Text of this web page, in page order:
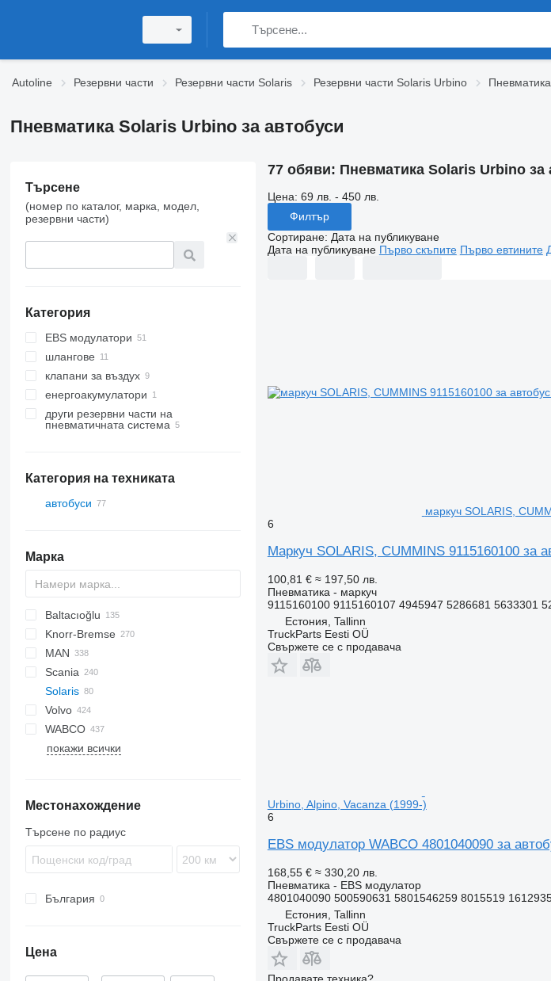
Autoline Резервни части Резервни части Solaris Резервни части Solaris Urbino
Пневматика Solaris Urbino за автобуси
Търсене
(номер по каталог, марка, модел,
резервни части)
Категория
EBS модулатори
шлангове
клапани за въздух
енергоакумулатори
други резервни части на
пневматичната система
Категория на техниката
автобуси
Марка
Baltacıoğlu
Futura
SB
Crossway
Eurorider
Axer
Citelis
Crossway
Daily
Domino
Evadys
Karosa
Recreo
Knorr-Bremse
MAN
A-series
Lion's series
Actros
Axor
Citaro
Conecto
Econic
O-series
Tourismo
Travego
Zetros
Cityliner
Jetliner
Megaliner
Skyliner
Starliner
Scania
K-series
L-series
Solaris
Alpino
Urbino
Prestij
T-series
Volvo
7700
8700
G-series
WABCO
покажи всички
Местонахождение
Търсене по радиус
България
Цена
77 обяви: Пневматика Solaris Urbino за
Цена: 69 лв. - 450 лв.
Филтър
Сортиране: Дата на публикуване
Дата на публикуване Първо скъпите Първо евтините
маркуч SOLARIS,
6
Маркуч SOLARIS, CUMMINS 9115160100 за
100,81 € ≈ 197,50 лв.
Пневматика - маркуч
9115160100 9115160107 4945947 5286681 5633301
Естония, Tallinn
TruckParts Eesti OÜ
Свържете се с продавача
Urbino, Alpino, Vacanza (1999-)
6
EBS модулатор WABCO 4801040090 за
168,55 € ≈ 330,20 лв.
Пневматика - EBS модулатор
4801040090 500590631 5801546259 8015519
Естония, Tallinn
TruckParts Eesti OÜ
Свържете се с продавача